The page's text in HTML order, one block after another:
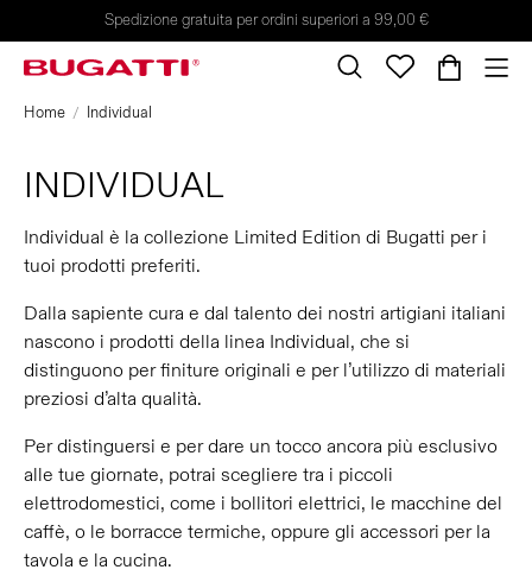
Spedizione gratuita per ordini superiori a 99,00 €
Home Individual
INDIVIDUAL
Individual è la collezione Limited Edition di Bugatti per i
tuoi prodotti preferiti.
Dalla sapiente cura e dal talento dei nostri artigiani italiani
nascono i prodotti della linea Individual, che si
distinguono per finiture originali e per l’utilizzo di materiali
preziosi d’alta qualità.
Per distinguersi e per dare un tocco ancora più esclusivo
alle tue giornate, potrai scegliere tra i piccoli
elettrodomestici, come i bollitori elettrici, le macchine del
caffè, o le borracce termiche, oppure gli accessori per la
tavola e la cucina.